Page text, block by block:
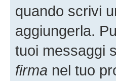
quando scrivi
aggiungerla.
tuoi messaggi
firma nel tuo